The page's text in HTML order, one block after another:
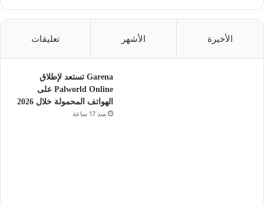
الأخيرة الأشهر تعليقات
Garena تستعد لإطلاق
Palworld Online على
الهواتف المحمولة خلال 2026
منذ 17 ساعة